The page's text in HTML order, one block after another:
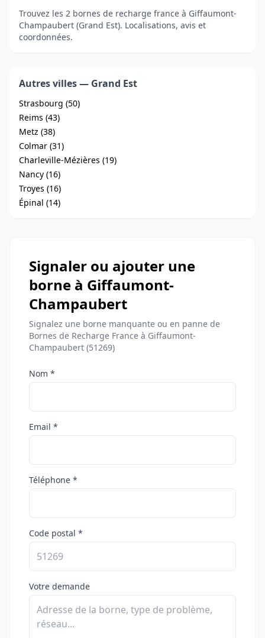
Trouvez les 2 bornes de recharge france à Giffaumont-
Champaubert (Grand Est). Localisations, avis et
coordonnées.
Autres villes — Grand Est
Strasbourg (50)
Reims (43)
Metz (38)
Colmar (31)
Charleville-Mézières (19)
Nancy (16)
Troyes (16)
Épinal (14)
Signaler ou ajouter une
borne à Giffaumont-
Champaubert
Signalez une borne manquante ou en panne de
Bornes de Recharge France à Giffaumont-
Champaubert (51269)
Nom *
Email *
Téléphone *
Code postal *
Votre demande